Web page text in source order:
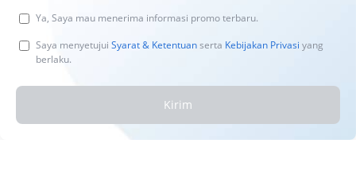
Ya, Saya mau menerima informasi promo terbaru.
Saya menyetujui Syarat & Ketentuanserta Kebijakan Privasi yang
berlaku.
Kirim